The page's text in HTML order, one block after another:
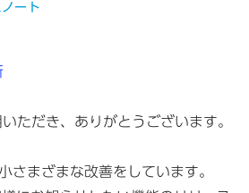
ート
ただき、ありがとうございます。
さまざまな改善をしています。